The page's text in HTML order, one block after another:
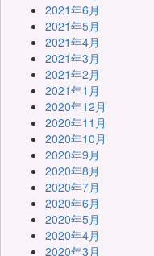
2021年6月
2021年5月
2021年4月
2021年3月
2021年2月
2021年1月
2020年12月
2020年11月
2020年10月
2020年9月
2020年8月
2020年7月
2020年6月
2020年5月
2020年4月
2020年3月